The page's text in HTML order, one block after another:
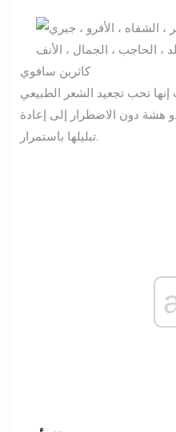
كاثرين سافوي
تحب تجعيد الشعر الطبيعي
هشة دون الاضطرار إلى إعادة
تبليلها باستمرار.